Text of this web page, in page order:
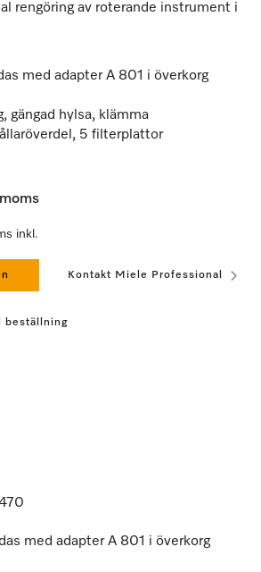
rengöring av roterande instrument i
med adapter A 801 i överkorg
gängad hylsa, klämma
5 filterplattor
inkl.
Kontakt Miele Professional
beställning
med adapter A 801 i överkorg